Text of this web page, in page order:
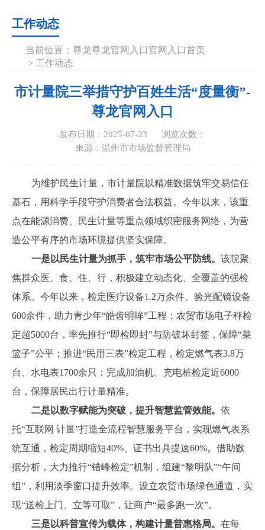
工作动态
当前位置： 尊龙尊龙官网入口官网入口首页
> 工作动态
市计量院三举措守护百姓生活“度量衡”-
尊龙官网入口
发布日期：2025-07-23
浏览次数：
来源：温州市市场监督管理局
为维护民生计量，市计量院以精准数据筑牢交易信任
基石，用科学手段守护消费者合法权益。今年以来，该重
点在能源消费、民生计量等重点领域织密服务网络，为营
造公平有序的市场环境提供坚实保障。
一是以民生计量为抓手，筑牢市场公平防线。该院聚
焦群众医、食、住、行，积极建立动态化、全覆盖的强检
体系。今年以来，检定医疗设备1.2万余件、验光配镜设备
600余件，助力青少年“皓齿明眸”工程；农贸市场电子秤检
定超5000台，率先推行“即检即封”与防破坏封签，保障“菜
篮子”公平；推进“民用三表”检定工程，检定燃气表3.8万
台、水电表1700余只；完成加油机、充电桩检定近6000
台，保障居民出行计量精准。
二是以数字赋能为突破，提升智慧监管效能。依
托“互联网 计量”打造全流程智慧服务平台，实现燃气表系
统互通，检定周期缩短40%、证书出具提速60%。借助数
据分析，大力推行“错峰检定”机制，组建“黎明队”“午间
组”，利用淡季窗口提升效率。设立农贸市场绿色通道，实
现“送检上门、立等可取”，让商户“最多跑一次”。
三是以科普宣传为载体，构建计量普惠格局。在每